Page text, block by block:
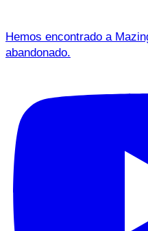
Hemos encontrado a
abandonado.